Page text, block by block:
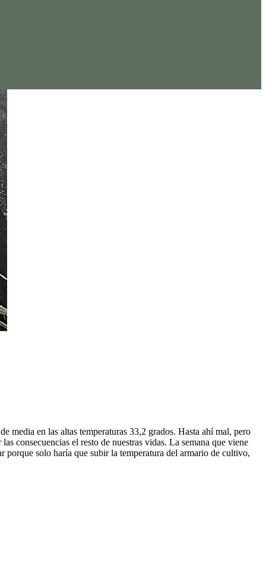
media en las altas temperaturas 33,2 grados. Hasta ahí mal, pero
consecuencias el resto de nuestras vidas. La semana que viene
porque solo haría que subir la temperatura del armario de cultivo,